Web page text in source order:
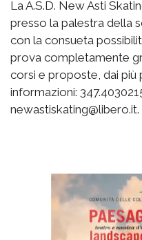
La A.S.D. New Asti
presso la palestra della
con la consueta
prova completamente
corsi e proposte, dai più
informazioni:
newastiskating@libero.it.